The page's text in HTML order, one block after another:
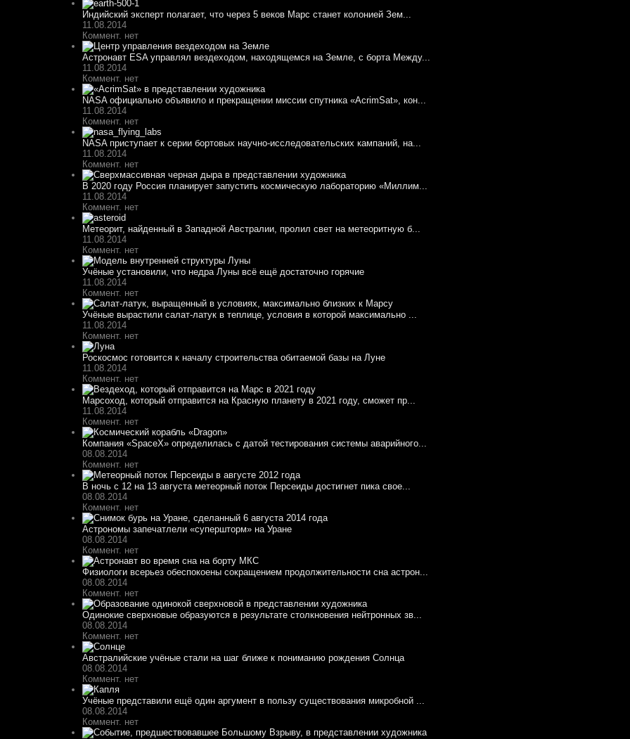
Индийский эксперт полагает, что через 5 веков Марс станет колонией Зем...
11.08.2014
Коммент. нет
Астронавт ESA управлял вездеходом, находящемся на Земле, с борта Между...
11.08.2014
Коммент. нет
NASA официально объявило и прекращении миссии спутника «AcrimSat», кон...
11.08.2014
Коммент. нет
NASA приступает к серии бортовых научно-исследовательских кампаний, на...
11.08.2014
Коммент. нет
В 2020 году Россия планирует запустить космическую лабораторию «Миллим...
11.08.2014
Коммент. нет
Метеорит, найденный в Западной Австралии, пролил свет на метеоритную б...
11.08.2014
Коммент. нет
Учёные установили, что недра Луны всё ещё достаточно горячие
11.08.2014
Коммент. нет
Учёные вырастили салат-латук в теплице, условия в которой максимально ...
11.08.2014
Коммент. нет
Роскосмос готовится к началу строительства обитаемой базы на Луне
11.08.2014
Коммент. нет
Марсоход, который отправится на Красную планету в 2021 году, сможет пр...
11.08.2014
Коммент. нет
Компания «SpaceX» определилась с датой тестирования системы аварийного...
08.08.2014
Коммент. нет
В ночь с 12 на 13 августа метеорный поток Персеиды достигнет пика свое...
08.08.2014
Коммент. нет
Астрономы запечатлели «супершторм» на Уране
08.08.2014
Коммент. нет
Физиологи всерьез обеспокоены сокращением продолжительности сна астрон...
08.08.2014
Коммент. нет
Одинокие сверхновые образуются в результате столкновения нейтронных зв...
08.08.2014
Коммент. нет
Австралийские учёные стали на шаг ближе к пониманию рождения Солнца
08.08.2014
Коммент. нет
Учёные представили ещё один аргумент в пользу существования микробной ...
08.08.2014
Коммент. нет